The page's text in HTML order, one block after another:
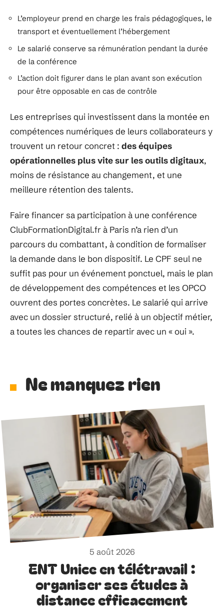
L’employeur prend en charge les frais pédagogiques, le
transport et éventuellement l’hébergement
Le salarié conserve sa rémunération pendant la durée
de la conférence
L’action doit figurer dans le plan avant son exécution
pour être opposable en cas de contrôle
Les entreprises qui investissent dans la montée en
compétences numériques de leurs collaborateurs y
trouvent un retour concret : des équipes
opérationnelles plus vite sur les outils digitaux,
moins de résistance au changement, et une
meilleure rétention des talents.
Faire financer sa participation à une conférence
ClubFormationDigital.fr à Paris n’a rien d’un
parcours du combattant, à condition de formaliser
la demande dans le bon dispositif. Le CPF seul ne
suffit pas pour un événement ponctuel, mais le plan
de développement des compétences et les OPCO
ouvrent des portes concrètes. Le salarié qui arrive
avec un dossier structuré, relié à un objectif métier,
a toutes les chances de repartir avec un « oui ».
Ne manquez rien
5 août 2026
ENT Unice en télétravail :
organiser ses études à
distance efficacement